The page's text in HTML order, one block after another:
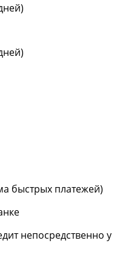
быстрых платежей)
непосредственно у